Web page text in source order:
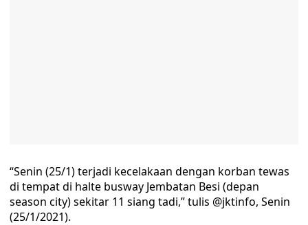
“Senin (25/1) terjadi kecelakaan dengan korban tewas
di tempat di halte busway Jembatan Besi (depan
season city) sekitar 11 siang tadi,” tulis @jktinfo, Senin
(25/1/2021).